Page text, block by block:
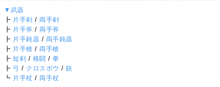
▼武器
┣ 片手剣 / 両手剣
┣ 片手斧 / 両手斧
┣ 片手鈍器 / 両手鈍器
┣ 片手槍 / 両手槍
┣短剣 / 格闘 /拳
┣ 弓 / クロスボウ /銃
┗ 片手杖 / 両手杖